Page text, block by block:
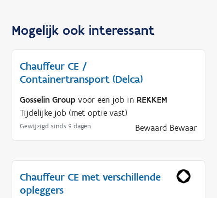
Mogelijk ook interessant
Chauffeur CE /
Containertransport (Delca)
Gosselin Group voor een job in REKKEM
Tijdelijke job (met optie vast)
Gewijzigd sinds 9 dagen Bewaard Bewaar
Chauffeur CE met verschillende
opleggers